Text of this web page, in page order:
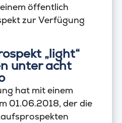
öffentlich
zur Verfügung
„light“
unter acht
hat mit einem
01.06.2018, der die